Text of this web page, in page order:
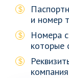
и номер
Номера
которые